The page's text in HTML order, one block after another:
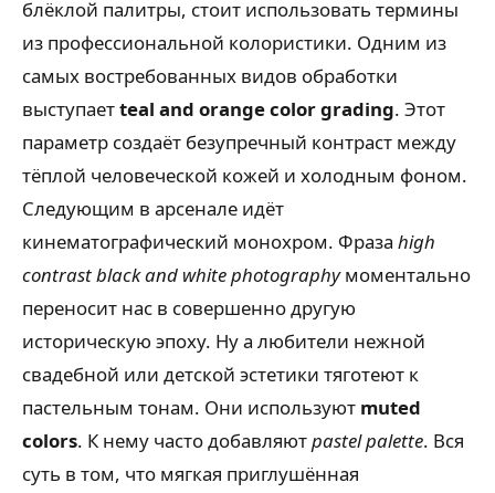
блёклой палитры, стоит использовать термины
из профессиональной колористики. Одним из
самых востребованных видов обработки
выступаетteal and orange color grading. Этот
параметр создаёт безупречный контраст между
тёплой человеческой кожей и холодным фоном.
Следующим в арсенале идёт
кинематографический монохром. Фраза high
contrast black and white photographyмоментально
переносит нас в совершенно другую
историческую эпоху. Ну а любители нежной
свадебной или детской эстетики тяготеют к
пастельным тонам. Они используют muted
colors. К нему часто добавляютpastel palette. Вся
суть в том, что мягкая приглушённая